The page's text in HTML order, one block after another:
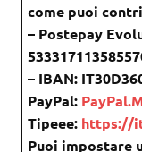
come puoi
– Postepay
– IBAN:
PayPal:
Tipeee: https://
Puoi impostare